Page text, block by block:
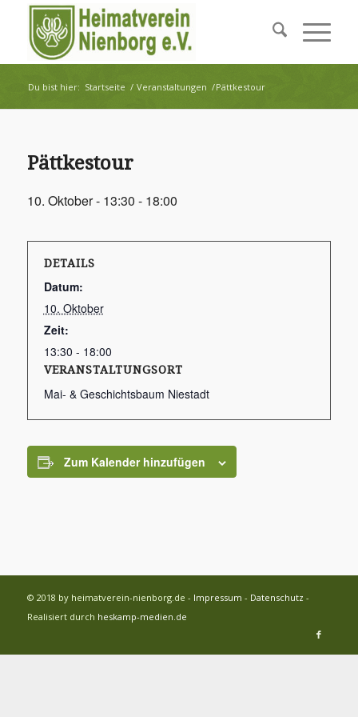
Du bist hier: Startseite / Veranstaltungen /Pättkestour
Pättkestour
10. Oktober - 13:30 - 18:00
DETAILS
Datum:
10. Oktober
Zeit:
13:30 - 18:00
VERANSTALTUNGSORT
Mai- & Geschichtsbaum Niestadt
Zum Kalender hinzufügen
© 2018 by heimatverein-nienborg.de - Impressum - Datenschutz -
Realisiert durch heskamp-medien.de